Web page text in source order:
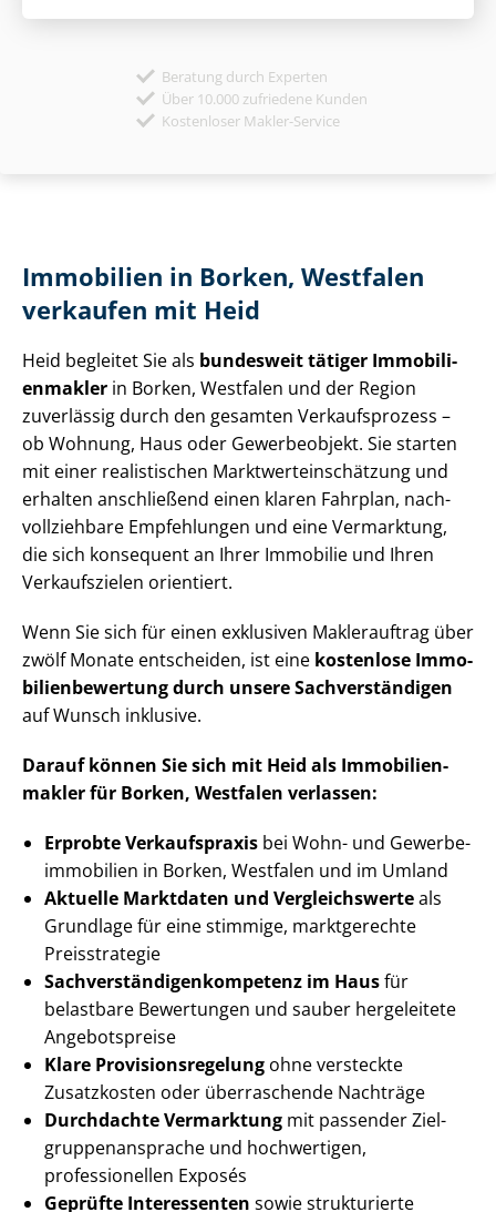
Beratung durch Experten
Über 10.000 zufriedene Kunden
Kostenloser Makler-Service
Immobilien in Borken, Westfalen
verkaufen mit Heid
Heid begleitet Sie als bundesweit tätiger Im­mo­bi­li­
en­mak­ler in Borken, Westfalen und der Region
zuverlässig durch den gesamten Verkaufsprozess –
ob Wohnung, Haus oder Gewerbeobjekt. Sie starten
mit einer realistischen Markt­wert­ein­schät­zung und
erhalten anschließend einen klaren Fahrplan, nach­
voll­zieh­ba­re Empfehlungen und eine Vermarktung,
die sich konsequent an Ihrer Immobilie und Ihren
Verkaufszielen orientiert.
Wenn Sie sich für einen exklusiven Maklerauftrag über
zwölf Monate entscheiden, ist eine kostenlose Im­mo­
bi­li­en­be­wer­tung durch unsere Sach­ver­stän­di­gen
auf Wunsch inklusive.
Darauf können Sie sich mit Heid als Im­mo­bi­li­en­
mak­ler für Borken, Westfalen verlassen:
Erprobte Verkaufspraxis bei Wohn- und Ge­wer­be­
im­mo­bi­li­en in Borken, Westfalen und im Umland
Aktuelle Marktdaten und Vergleichswerteals
Grundlage für eine stimmige, marktgerechte
Preisstrategie
Sach­ver­stän­di­gen­kom­pe­tenz im Hausfür
belastbare Bewertungen und sauber hergeleitete
Angebotspreise
Klare Pro­vi­si­ons­re­ge­lung ohne versteckte
Zusatzkosten oder überraschende Nachträge
Durchdachte Vermarktung mit passender Ziel­
grup­pen­an­spra­che und hochwertigen,
professionellen Exposés
Geprüfte Interessenten sowie strukturierte